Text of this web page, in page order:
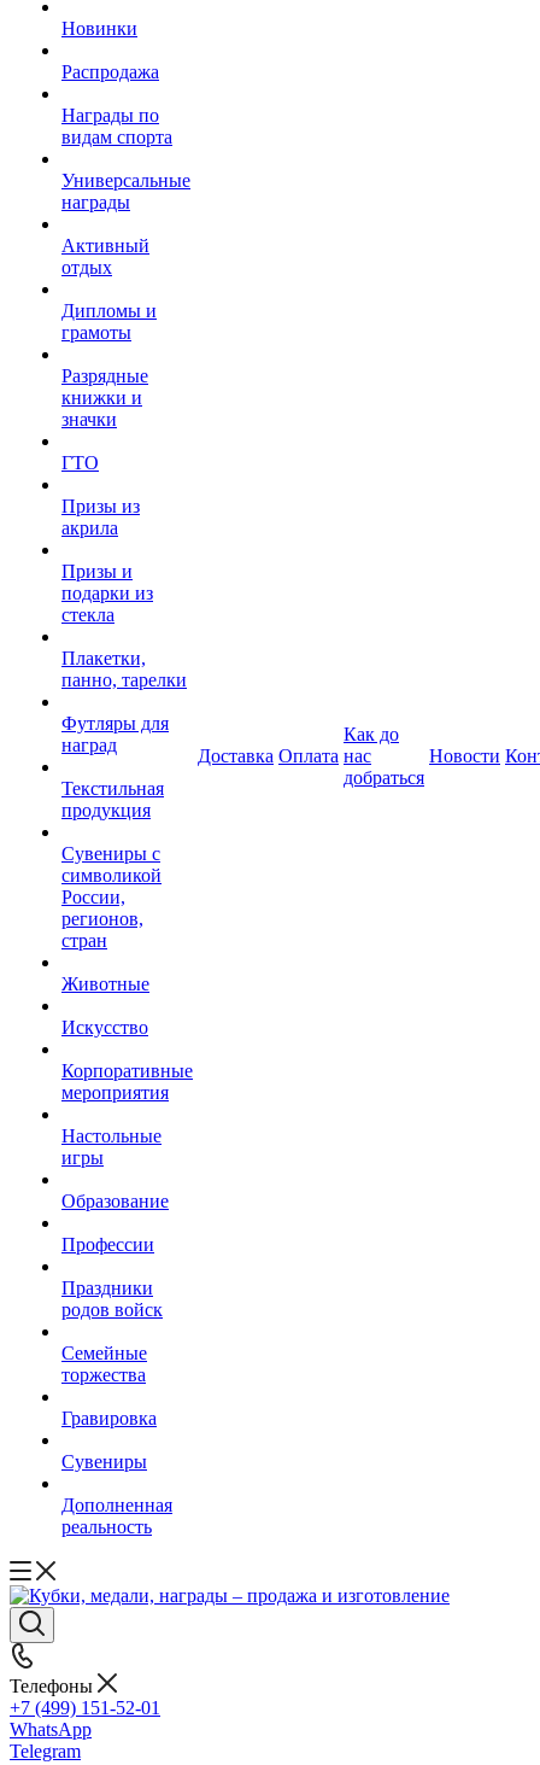
Новинки
Распродажа
Награды по
видам спорта
Универсальные
награды
Активный
отдых
Дипломы и
грамоты
Разрядные
книжки и
значки
ГТО
Призы из
акрила
Призы и
подарки из
стекла
Плакетки,
панно, тарелки
Футляры для
наград
Текстильная
продукция
Сувениры с
символикой
России,
регионов,
стран
Животные
Искусство
Корпоративные
мероприятия
Настольные
игры
Образование
Профессии
Праздники
родов войск
Семейные
торжества
Гравировка
Сувениры
Дополненная
реальность
Доставка Оплата
Как до
нас
добраться
Новости
Телефоны
+7 (499) 151-52-01
WhatsApp
Telegram